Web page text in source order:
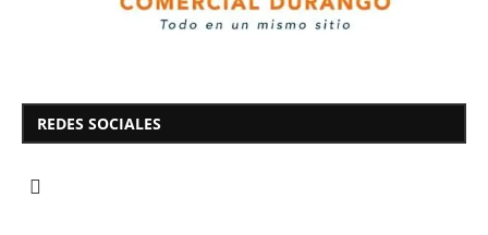
REDES SOCIALES